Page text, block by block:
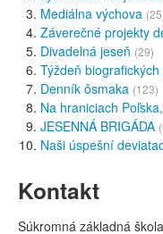
Mediálna výchova
Záverečné projekty
Divadelná jeseň (29)
Týždeň
Denník ôsmaka (123)
Na hraniciach
JESENNÁ BRIGÁDA
Naši úspešní
Kontakt
Súkromná základná